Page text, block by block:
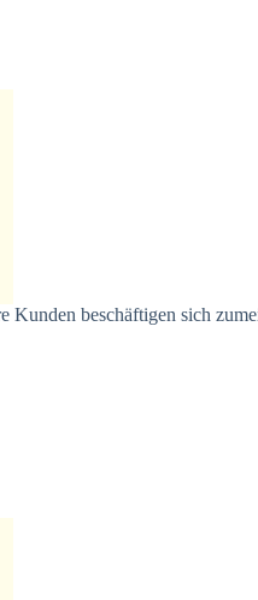
beschäftigen sich